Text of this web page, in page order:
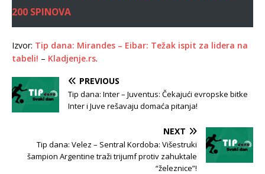
200 SPINOVA
Izvor: Tip dana: Mirandes – Eibar: Težak ispit za lidera na
tabeli! – Kladjenje.rs.
PREVIOUS
Tip dana: Inter – Juventus: Čekajući evropske bitke
Inter i Juve rešavaju domaća pitanja!
NEXT
Tip dana: Velez – Sentral Kordoba: Višestruki
šampion Argentine traži trijumf protiv zahuktale
“železnice”!